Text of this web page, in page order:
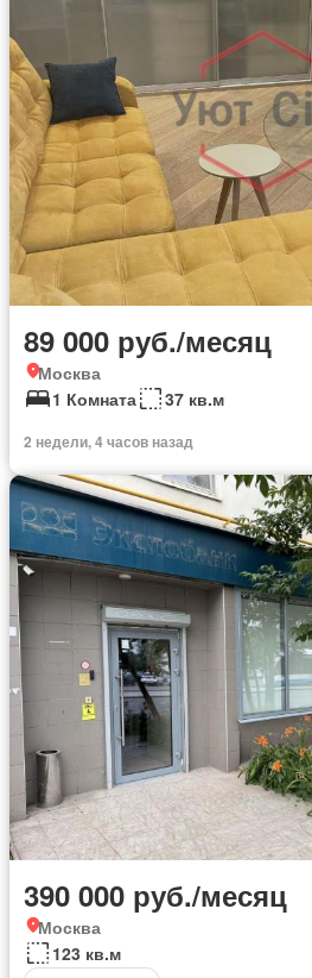
89 000 руб./месяц
Москва
1 Комната
37 кв.м
2 недели, 4 часов назад
390 000 руб./месяц
Москва
123 кв.м